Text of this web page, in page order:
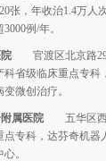
张，年收治1.4万人
例/年。
官渡区北京路
科省级临床重点专
微创治疗。
属医院五华区西
专科，达芬奇机器
。